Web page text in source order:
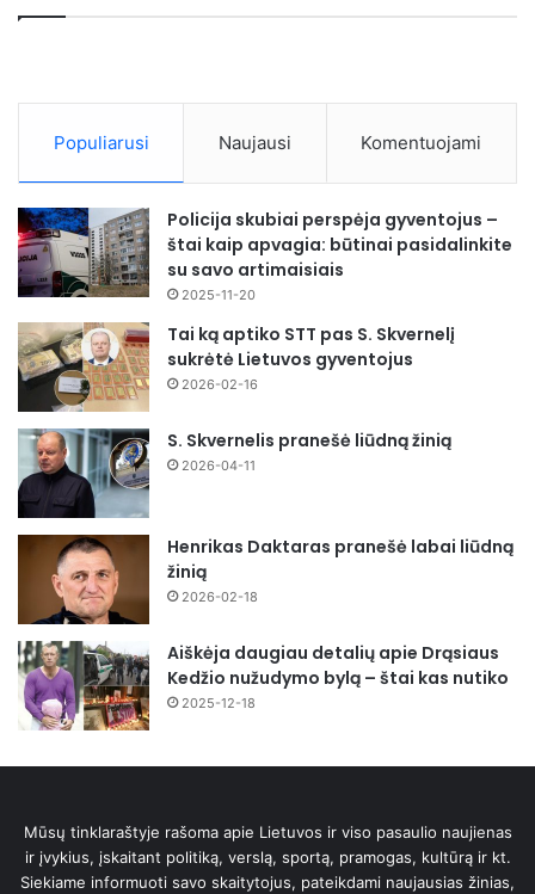
Populiarusi Naujausi Komentuojami
Policija skubiai perspėja gyventojus –
štai kaip apvagia: būtinai pasidalinkite
su savo artimaisiais
2025-11-20
Tai ką aptiko STT pas S. Skvernelį
sukrėtė Lietuvos gyventojus
2026-02-16
S. Skvernelis pranešė liūdną žinią
2026-04-11
Henrikas Daktaras pranešė labai liūdną
žinią
2026-02-18
Aiškėja daugiau detalių apie Drąsiaus
Kedžio nužudymo bylą – štai kas nutiko
2025-12-18
Mūsų tinklaraštyje rašoma apie Lietuvos ir viso pasaulio naujienas
ir įvykius, įskaitant politiką, verslą, sportą, pramogas, kultūrą ir kt.
Siekiame informuoti savo skaitytojus, pateikdami naujausias žinias,